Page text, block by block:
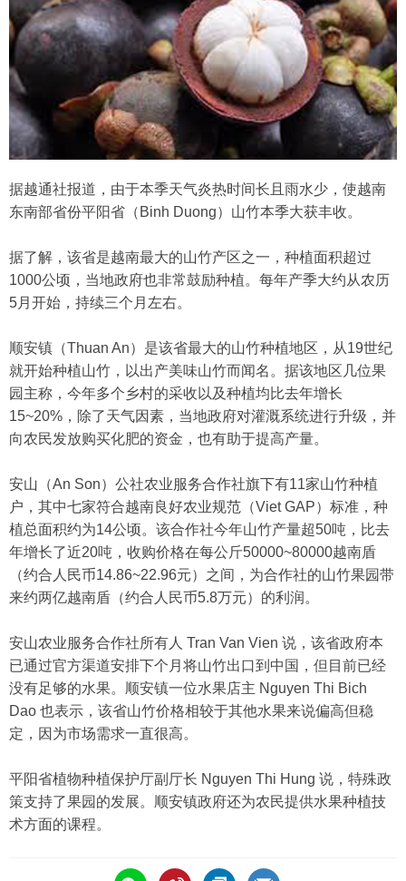
据越通社报道，由于本季天气炎热时间长且雨水少，使越南
东南部省份平阳省（Binh Duong）山竹本季大获丰收。
据了解，该省是越南最大的山竹产区之一，种植面积超过
1000公顷，当地政府也非常鼓励种植。每年产季大约从农历
5月开始，持续三个月左右。
顺安镇（Thuan An）是该省最大的山竹种植地区，从19世纪
就开始种植山竹，以出产美味山竹而闻名。据该地区几位果
园主称，今年多个乡村的采收以及种植均比去年增长
15~20%，除了天气因素，当地政府对灌溉系统进行升级，并
向农民发放购买化肥的资金，也有助于提高产量。
安山（An Son）公社农业服务合作社旗下有11家山竹种植
户，其中七家符合越南良好农业规范（Viet GAP）标准，种
植总面积约为14公顷。该合作社今年山竹产量超50吨，比去
年增长了近20吨，收购价格在每公斤50000~80000越南盾
（约合人民币14.86~22.96元）之间，为合作社的山竹果园带
来约两亿越南盾（约合人民币5.8万元）的利润。
安山农业服务合作社所有人 Tran Van Vien 说，该省政府本
已通过官方渠道安排下个月将山竹出口到中国，但目前已经
没有足够的水果。顺安镇一位水果店主 Nguyen Thi Bich
Dao 也表示，该省山竹价格相较于其他水果来说偏高但稳
定，因为市场需求一直很高。
平阳省植物种植保护厅副厅长 Nguyen Thi Hung 说，特殊政
策支持了果园的发展。顺安镇政府还为农民提供水果种植技
术方面的课程。